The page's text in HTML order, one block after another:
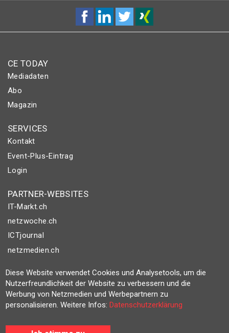
CE TODAY
Mediadaten
Abo
Magazin
SERVICES
Kontakt
Event-Plus-Eintrag
Login
PARTNER-WEBSITES
IT-Markt.ch
netzwoche.ch
ICTjournal
netzmedien.ch
© NETZMEDIEN AG 2026
Impressum
Datenschutzerklärung
Diese Website verwendet Cookies und Analysetools, um die
Nutzerfreundlichkeit der Website zu verbessern und die
Werbung von Netzmedien und Werbepartnern zu
personalisieren. Weitere Infos:Datenschutzerklärung